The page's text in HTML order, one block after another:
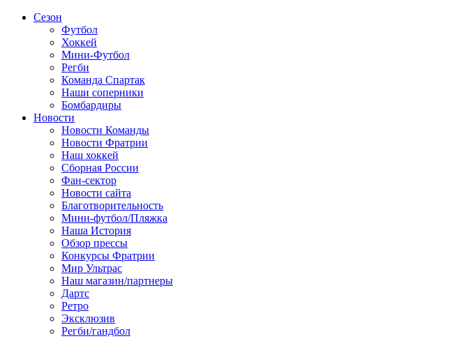
Сезон
Футбол
Хоккей
Мини-Футбол
Регби
Команда Спартак
Наши соперники
Бомбардиры
Новости
Новости Команды
Новости Фратрии
Наш хоккей
Сборная России
Фан-cектор
Новости сайта
Благотворительность
Мини-футбол/Пляжка
Наша История
Обзор прессы
Конкурсы Фратрии
Мир Ультрас
Наш магазин/партнеры
Дартс
Ретро
Эксклюзив
Регби/гандбол